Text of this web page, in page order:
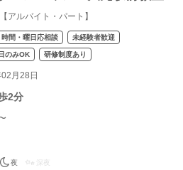
アルバイト・パート】
時間・曜日応相談 未経験者歓迎
のみOK 研修制度あり
月28日
2分
夜 深夜